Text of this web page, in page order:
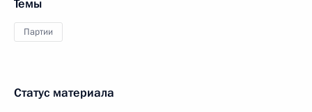
Темы
Партии
Статус материала